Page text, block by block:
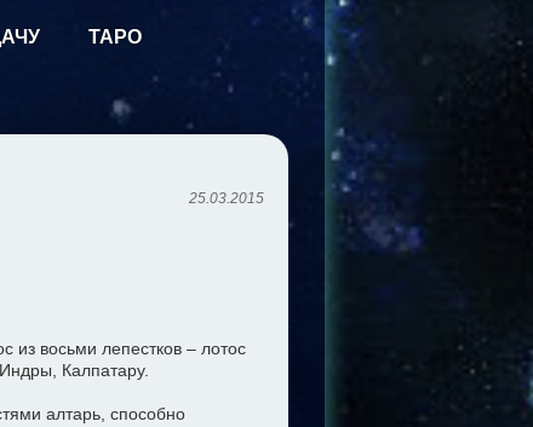
ТАРО
25.03.2015
из восьми лепестков – лотос
Калпатару.
алтарь, способно